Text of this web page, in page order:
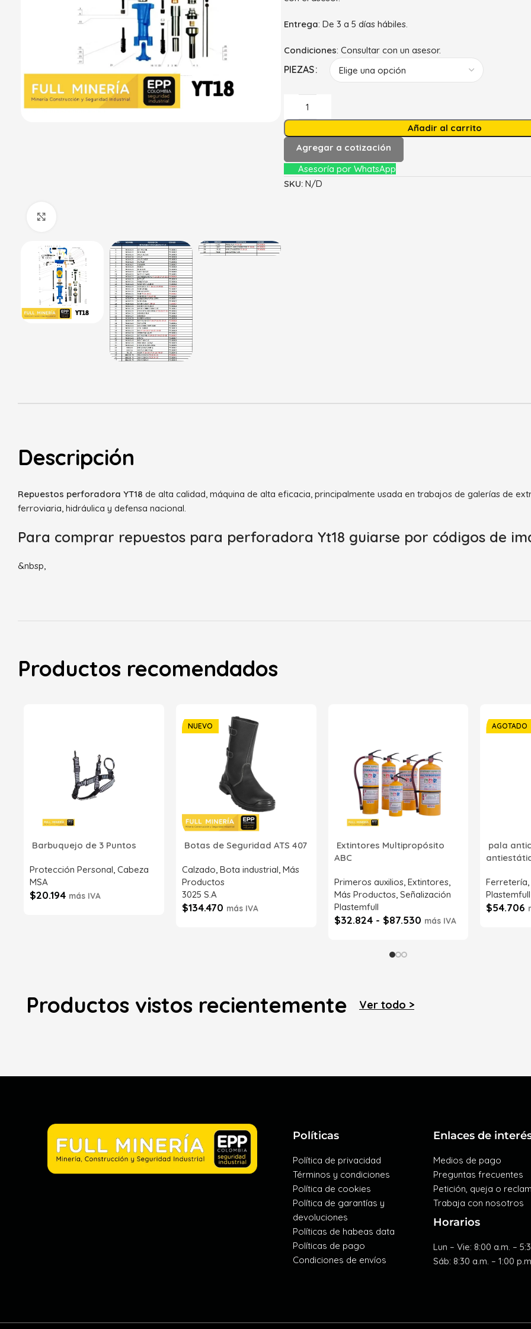
Entrega: De 3 a 5 días hábiles.
Condiciones: Consultar con un asesor.
PIEZAS
Añadir al carrito
Agregar a cotización
Asesoría por WhatsApp
SKU:N/D
Descripción
Repuestos perforadora YT18 de alta calidad, máquina de alta eficacia, principalmente usada en trabajos de galerías de
ferroviaria, hidráulica y defensa nacional.
Para comprar repuestos para perforadora Yt18 guiarse por códigos de
&nbsp,
Productos recomendados
Barbuquejo de 3 Puntos
Protección Personal, Cabeza
MSA
$20.194 más IVA
NUEVO
Botas de Seguridad ATS 407
Calzado, Bota industrial, Más
Productos
3025 S.A
$134.470 más IVA
Extintores Multipropósito
ABC
Primeros auxilios, Extintores,
Más Productos, Señalización
Plastemfull
$32.824 - $87.530 más IVA
Seleccionar opciones
AGOTADO
pala
Ferretería
Plastemfull
$54.706
Productos vistos recientemente Ver todo >
Políticas
Política de privacidad
Términos y condiciones
Política de cookies
Política de garantías y
devoluciones
Políticas de habeas data
Políticas de pago
Condiciones de envíos
Enlaces de
Medios de pago
Preguntas frecuentes
Petición, queja o
Trabaja con nosotros
Horarios
Lun – Vie: 8:00 a.m. –
Sáb: 8:30 a.m. – 1:00